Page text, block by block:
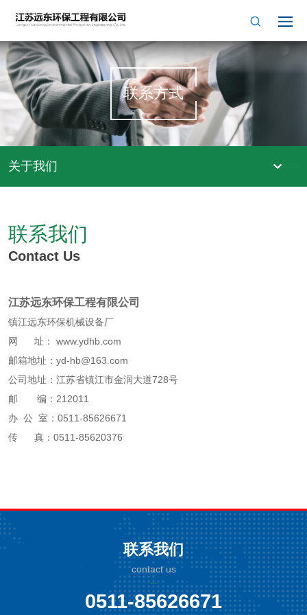
联系方式
关于我们
联系我们
Contact Us
江苏远东环保工程有限公司
镇江远东环保机械设备厂
网 址： www.ydhb.com
邮箱地址：yd-hb@163.com
公司地址：江苏省镇江市金润大道728号
邮 编：212011
办 公 室：0511-85626671
传 真：0511-85620376
联系我们
contact us
0511-85626671